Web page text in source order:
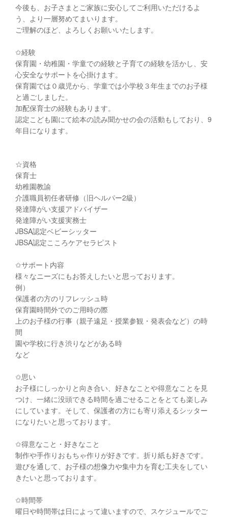
今後も、お子さまとご家族に安心してご利用いただけるよ
う、より一層努めてまいります。
ご理解のほど、よろしくお願いいたします。
✩経験
保育園・幼稚園・学童での経験と子育ての経験を活かし、安
心安全なサポートを心掛けます。
保育園では０歳児から、学童では小学校３年生までのお子様
と過ごしました。
加配保育士の経験もあります。
認定こども園にて絵本の読み聞かせの会の活動もしており、9
年目になります。
☆資格
保育士
幼稚園教諭
介護職員初任者研修（旧ヘルパー2級）
発達障がい支援アドバイザー
発達障がい支援実務士
JBSA認定ベビーシッター
JBSA認定こころケアセラピスト
✩サポート内容
様々なニーズにもお答えしたいと思っております。
例）
保護者の方のリフレッシュ時
保育園時間外でのご用時の際
上のお子様の行事（親子遠足・授業参観・発表会など）の時
間
園や学校に行き渋りなどがある時
など
✩思い
お子様にしっかりと向き合い、好きなことや得意なことを見
つけ、一緒に没頭できる時間を過ごせることをとても楽しみ
にしています。そして、保護者の方にも寄り添えるシッター
になりたいと思っております。
✩得意なこと・好きなこと
制作や手作りおもちゃ作りが好きです。折り紙も好きです。
遊びを通して、お子様の想像力や集中力を育む工夫をしてい
きたいと思っております。
✩時間帯
曜日や時間帯は日によって違いますので、スケジュールでご